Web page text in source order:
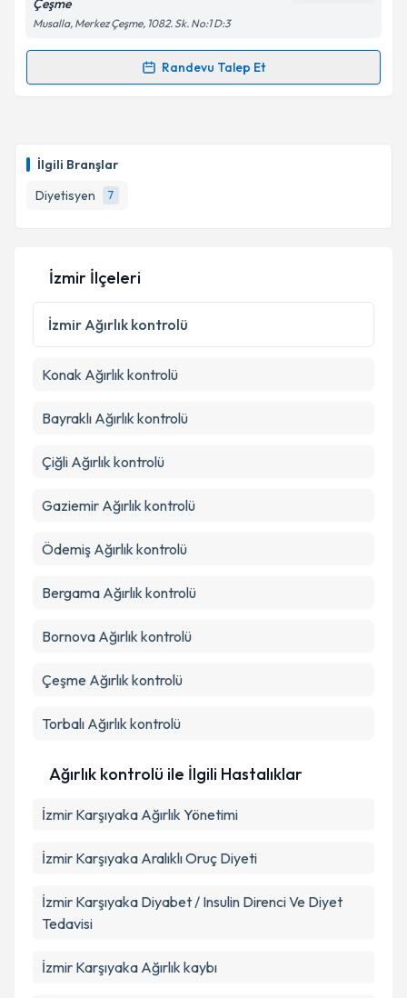
İlgili Branşlar
Diyetisyen
7
Çeşme
Musalla, Merkez Çeşme, 1082. Sk. No:1 D:3
Randevu Talep Et
Randevu Takvimi Talebi
takvim hazırlandığında e-posta ile bilgilendireceğiz.
E-posta Adresiniz
Kişisel verilerimin işlenmesine ilişkinAydınlatma
Metni 'ni okudum ve kişisel verilerimin belirtilen
kapsamda işlenmesini kabul ediyorum.
İzmir İlçeleri
İzmir Ağırlık kontrolü
Konak Ağırlık kontrolü
Bayraklı Ağırlık kontrolü
Çiğli Ağırlık kontrolü
Gaziemir Ağırlık kontrolü
Ödemiş Ağırlık kontrolü
Bergama Ağırlık kontrolü
Bornova Ağırlık kontrolü
Çeşme Ağırlık kontrolü
Torbalı Ağırlık kontrolü
Ağırlık kontrolü ile İlgili Hastalıklar
İzmir Karşıyaka Ağırlık Yönetimi
İzmir Karşıyaka Aralıklı Oruç Diyeti
İzmir Karşıyaka Diyabet / Insulin Direnci Ve Diyet
Tedavisi
İzmir Karşıyaka Ağırlık kaybı